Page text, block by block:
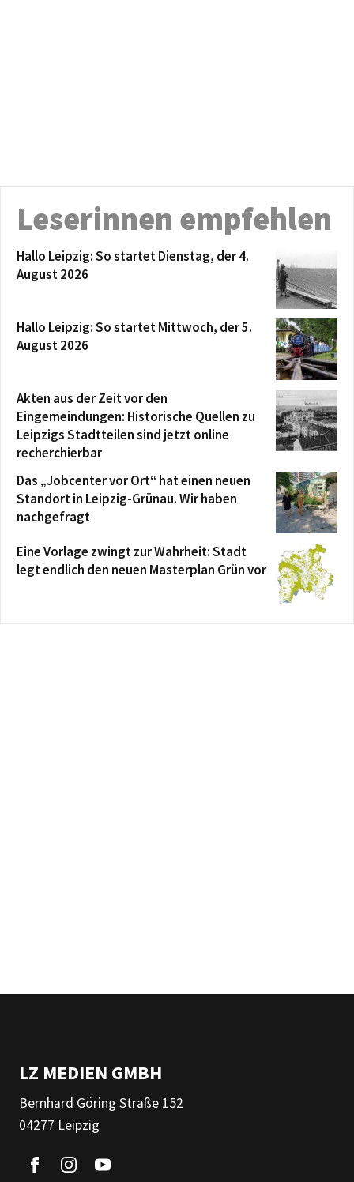
Leserinnen empfehlen
Hallo Leipzig: So startet Dienstag, der 4.
August 2026
Hallo Leipzig: So startet Mittwoch, der 5.
August 2026
Akten aus der Zeit vor den
Eingemeindungen: Historische Quellen zu
Leipzigs Stadtteilen sind jetzt online
recherchierbar
Das „Jobcenter vor Ort“ hat einen neuen
Standort in Leipzig-Grünau. Wir haben
nachgefragt
Eine Vorlage zwingt zur Wahrheit: Stadt
legt endlich den neuen Masterplan Grün vor
LZ MEDIEN GMBH
Bernhard Göring Straße 152
04277 Leipzig